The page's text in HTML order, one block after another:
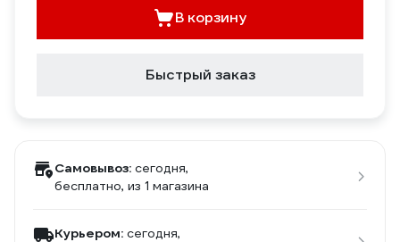
В корзину
Быстрый заказ
Самовывоз: сегодня,
бесплатно, из 1 магазина
Курьером: сегодня,